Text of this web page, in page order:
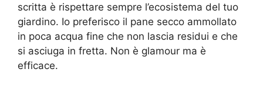
scritta è rispettare sempre l’ecosistema del tuo
giardino. Io preferisco il pane secco ammollato
in poca acqua fine che non lascia residui e che
si asciuga in fretta. Non è glamour ma è
efficace.